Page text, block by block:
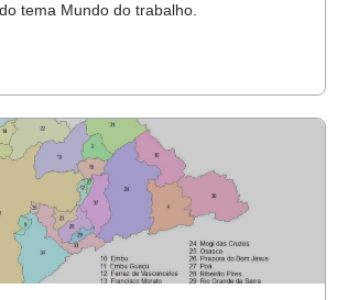
do tema Mundo do trabalho.